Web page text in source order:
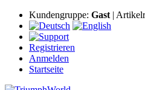
Kundengruppe: Gast |
Registrieren
Anmelden
Startseite